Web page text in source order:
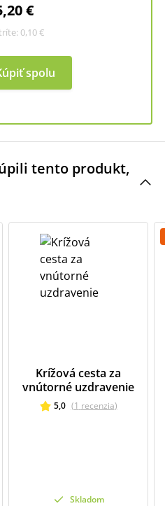
€
0,10 €
spolu
tento produkt,
Krížová cesta za
vnútorné uzdravenie
5,0 (1 recenzia)
Skladom